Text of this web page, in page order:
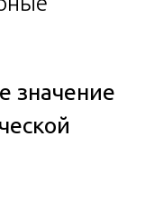
значение